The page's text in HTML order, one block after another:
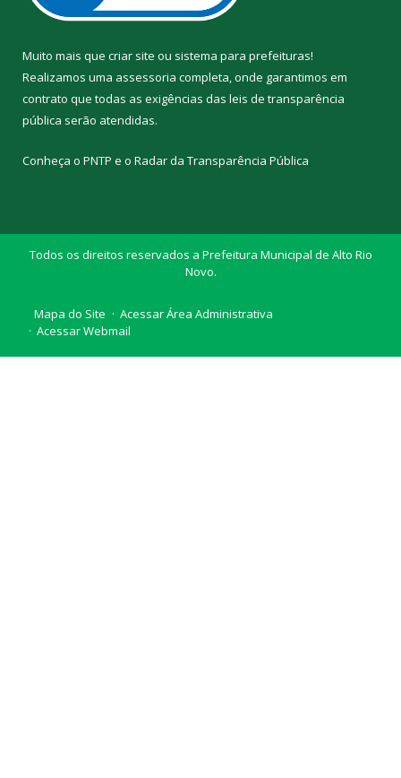
Muito mais que criar site ou sistema para prefeituras!
Realizamos uma assessoria completa, onde garantimos em
contrato que todas as exigências das leis de transparência
pública serão atendidas.
Conheça o PNTP e o Radar da Transparência Pública
Todos os direitos reservados a Prefeitura Municipal de Alto Rio
Novo.
Mapa do Site
Acessar Área Administrativa
Acessar Webmail